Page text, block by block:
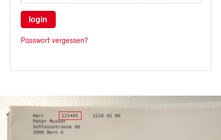
login
Passwort vergessen?